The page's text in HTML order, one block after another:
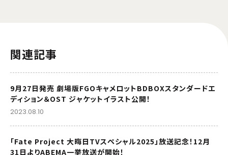
関連記事
9月27日発売 劇場版FGOキャメロットBDBOXスタンダードエ
ディション＆OST ジャケットイラスト公開！
2023.08.10
「Fate Project 大晦日TVスペシャル2025」放送記念！12月
31日よりABEMA一挙放送が開始！